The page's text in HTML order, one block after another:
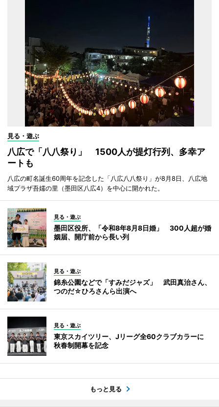
見る・遊ぶ
八広で「八八祭り」 1500人が提灯行列、多幸ア
ートも
八広の町名誕生60周年を記念した「八広八八祭り」が8月8日、八広地
域プラザ吾嬬の里（墨田区八広4）を中心に開かれた。
見る・遊ぶ
墨田区役所、「令和8年8月8日婚」 300人超が婚
姻届、開庁前から長い列
見る・遊ぶ
錦糸公園などで「すみだジャズ」 武田真治さん、
つのだ☆ひろさんら出演へ
見る・遊ぶ
東京スカイツリー、Jリーグ全60クラブカラーに
秋春制開幕を記念
もっと見る